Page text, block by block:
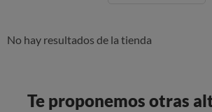
No hay resultados de la tienda
Te proponemos otras